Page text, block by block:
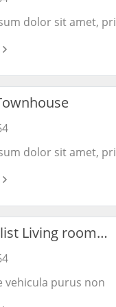
dolor sit amet,
Ea dictas legendos ius.
dolor sit amet,
Ea dictas legendos ius.
Living room
vehicula purus non